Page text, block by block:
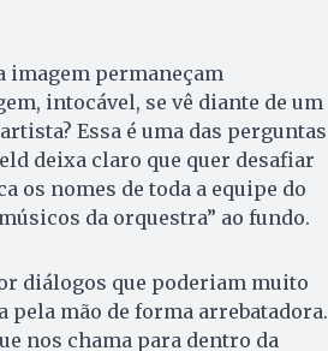
imagem permaneçam
intocável, se vê diante de um
Essa é uma das perguntas
deixa claro que quer desafiar
os nomes de toda a equipe do
da orquestra” ao fundo.
diálogos que poderiam muito
pela mão de forma arrebatadora.
nos chama para dentro da